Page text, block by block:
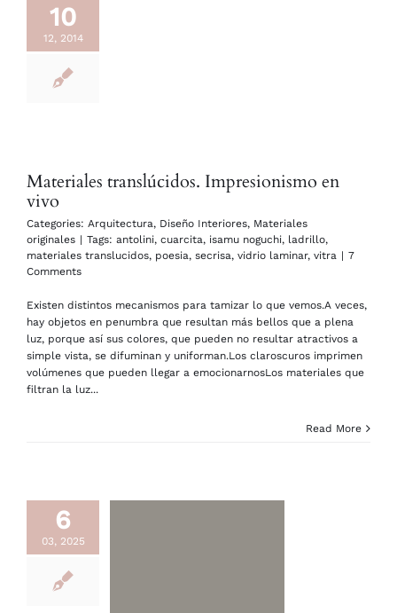
10
12, 2014
Materiales translúcidos. Impresionismo en
vivo
Categories: Arquitectura, Diseño Interiores, Materiales
originales | Tags: antolini, cuarcita, isamu noguchi, ladrillo,
materiales translucidos, poesia, secrisa, vidrio laminar, vitra | 7
Comments
Existen distintos mecanismos para tamizar lo que vemos.A veces,
hay objetos en penumbra que resultan más bellos que a plena
luz, porque así sus colores, que pueden no resultar atractivos a
simple vista, se difuminan y uniforman.Los claroscuros imprimen
volúmenes que pueden llegar a emocionarnosLos materiales que
filtran la luz...
Read More
6
03, 2025